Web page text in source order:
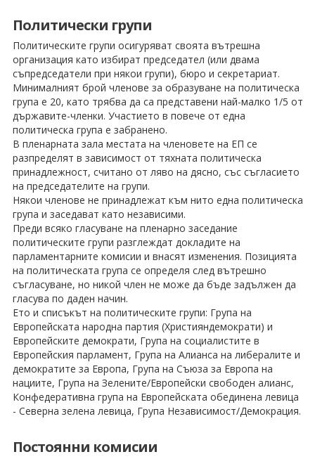
Политически групи
Политическите групи осигуряват своята вътрешна
организация като избират председател (или двама
съпредседатели при някои групи), бюро и секретариат.
Минималният брой членове за образуване на политическа
група е 20, като трябва да са представени най-малко 1/5 от
държавите-членки. Участието в повече от една
политическа група е забранено.
В пленарната зала местата на членовете на ЕП се
разпределят в зависимост от тяхната политическа
принадлежност, считано от ляво на дясно, със съгласието
на председателите на групи.
Някои членове не принадлежат към нито една политическа
група и заседават като независими.
Преди всяко гласуване на пленарно заседание
политическите групи разглеждат докладите на
парламентарните комисии и внасят изменения. Позицията
на политическата група се определя след вътрешно
съгласуване, но никой член не може да бъде задължен да
гласува по даден начин.
Ето и списъкът на политическите групи: Група на
Европейската народна партия (Християндемократи) и
Европейските демократи, Група на социалистите в
Европейския парламент, Група на Алианса на либералите и
демократите за Европа, Група на Съюза за Европа на
нациите, Група на Зелените/Европейски свободен алианс,
Конфедеративна група на Европейската обединена левица
- Северна зелена левица, Група Независимост/Демокрация.
Постоянни комисии